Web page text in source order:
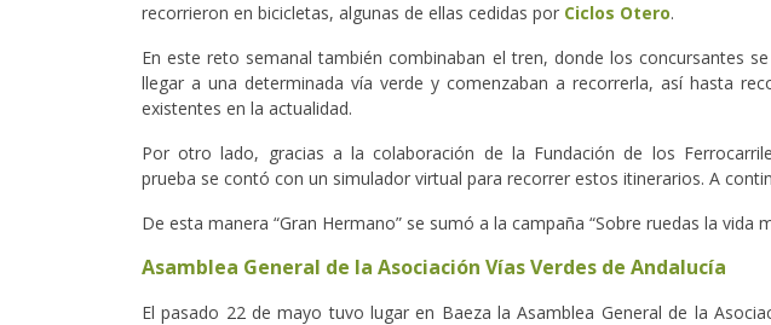
recorrieron en bicicletas, algunas de ellas cedidas por Ciclos Otero.
En este reto semanal también combinaban el tren, donde los concursantes
llegar a una determinada vía verde y comenzaban a recorrerla, así hasta
existentes en la actualidad.
Por otro lado, gracias a la colaboración de la Fundación de los
prueba se contó con un simulador virtual para recorrer estos itinerarios. A
De esta manera “Gran Hermano” se sumó a la campaña “Sobre ruedas la
Asamblea General de la Asociación Vías Verdes de Andalucía
El pasado 22 de mayo tuvo lugar en Baeza la Asamblea General de la